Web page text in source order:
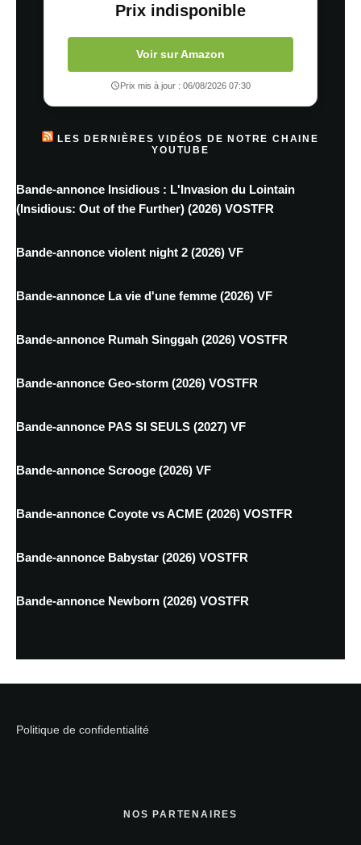
Prix indisponible
Voir sur Amazon
Prix mis à jour : 06/08/2026 07:30
LES DERNIÈRES VIDÉOS DE NOTRE CHAINE
YOUTUBE
Bande-annonce Insidious : L'Invasion du Lointain
(Insidious: Out of the Further) (2026) VOSTFR
Bande-annonce violent night 2 (2026) VF
Bande-annonce La vie d'une femme (2026) VF
Bande-annonce Rumah Singgah (2026) VOSTFR
Bande-annonce Geo-storm (2026) VOSTFR
Bande-annonce PAS SI SEULS (2027) VF
Bande-annonce Scrooge (2026) VF
Bande-annonce Coyote vs ACME (2026) VOSTFR
Bande-annonce Babystar (2026) VOSTFR
Bande-annonce Newborn (2026) VOSTFR
Politique de confidentialité
NOS PARTENAIRES